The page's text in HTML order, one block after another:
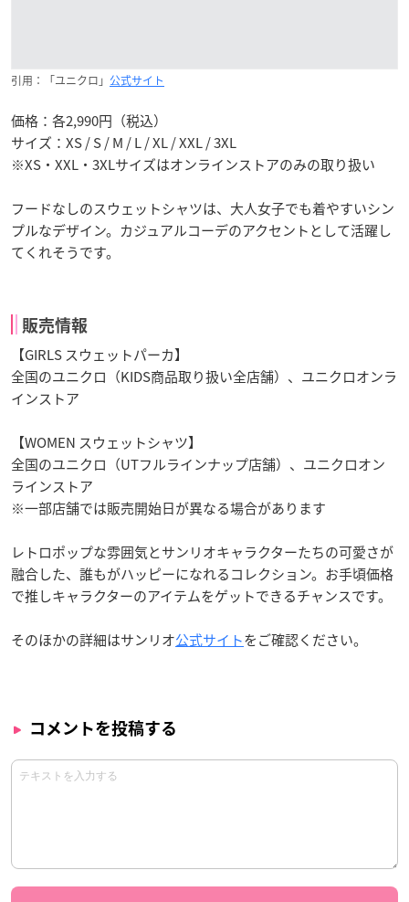
引用：「ユニクロ」 公式サイト
価格：各2,990円（税込）
サイズ：XS / S / M / L / XL / XXL / 3XL
※XS・XXL・3XLサイズはオンラインストアのみの取り扱い
フードなしのスウェットシャツは、大人女子でも着やすいシン
プルなデザイン。カジュアルコーデのアクセントとして活躍し
てくれそうです。
販売情報
【GIRLS スウェットパーカ】
全国のユニクロ（KIDS商品取り扱い全店舗）、ユニクロオンラ
インストア
【WOMEN スウェットシャツ】
全国のユニクロ（UTフルラインナップ店舗）、ユニクロオン
ラインストア
※一部店舗では販売開始日が異なる場合があります
レトロポップな雰囲気とサンリオキャラクターたちの可愛さが
融合した、誰もがハッピーになれるコレクション。お手頃価格
で推しキャラクターのアイテムをゲットできるチャンスです。
そのほかの詳細はサンリオ公式サイトをご確認ください。
コメントを投稿する